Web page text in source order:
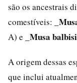
são os ancestrais
comestíveis:
A) e
_Musa
A origem dessas
que inclui